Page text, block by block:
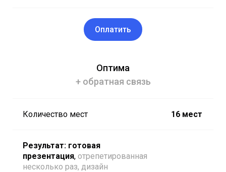
Оплатить
Оптима
+ обратная связь
Количество мест 16 мест
Результат: готовая
презентация, отрепетированная
несколько раз, дизайн